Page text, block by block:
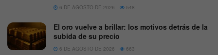
6 DE AGOSTO DE 2026 548
El oro vuelve a brillar: los motivos detrás de la
subida de su precio
6 DE AGOSTO DE 2026 663